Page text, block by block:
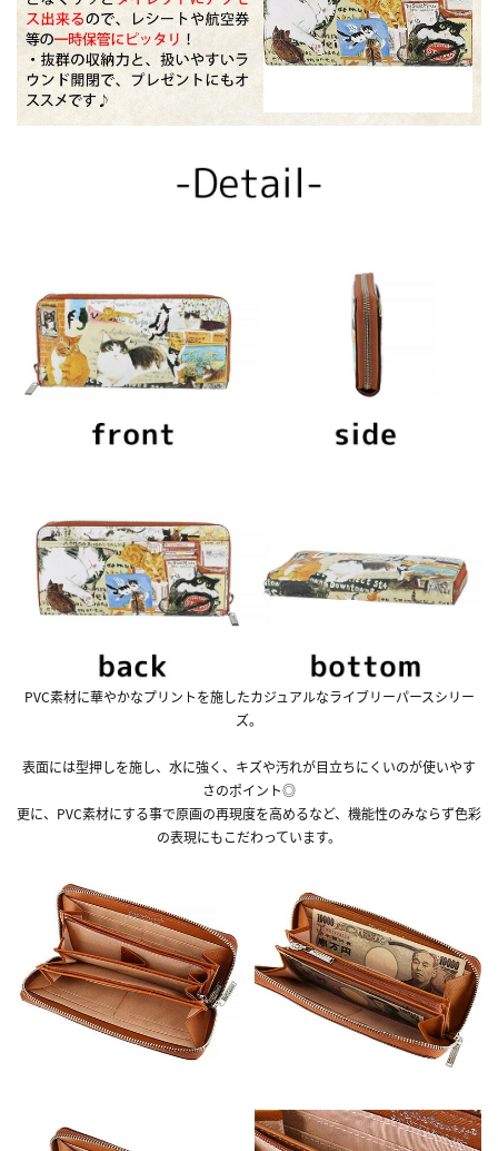
PVC素材に華やかなプリントを施したカジュアルなライブリーパースシリー
ズ。
表面には型押しを施し、水に強く、キズや汚れが目立ちにくいのが使いやす
さのポイント◎
更に、PVC素材にする事で原画の再現度を高めるなど、機能性のみならず色彩
の表現にもこだわっています。